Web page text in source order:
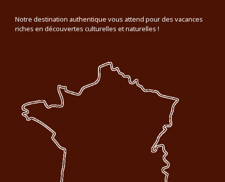
Notre destination authentique vous attend pour des vacances
riches en découvertes culturelles et naturelles !